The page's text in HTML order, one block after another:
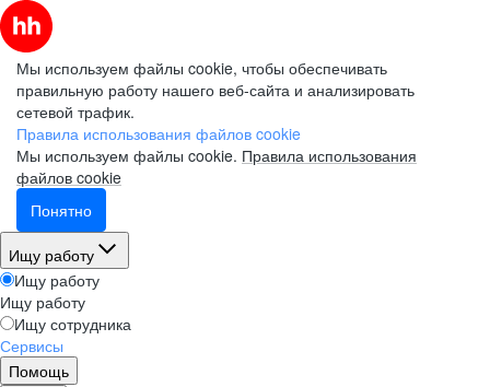
Мы используем файлы cookie, чтобы обеспечивать
правильную работу нашего веб-сайта и анализировать
сетевой трафик.
Правила использования файлов cookie
Мы используем файлы cookie. Правила использования
файлов cookie
Понятно
Ищу работу
Ищу работу
Ищу работу
Ищу сотрудника
Сервисы
Помощь